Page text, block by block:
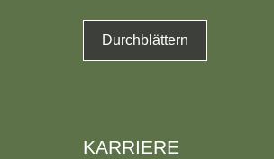
Durchblättern
KARRIERE